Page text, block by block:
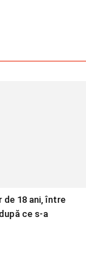
de 18 ani, între
ce s-a